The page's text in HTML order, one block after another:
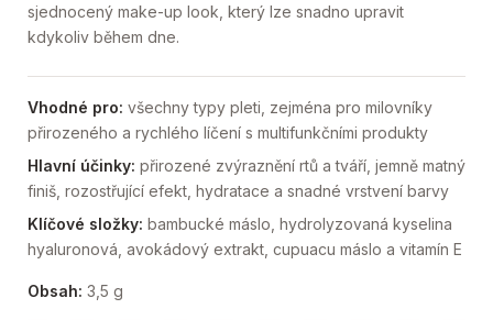
sjednocený make-up look, který lze snadno upravit
kdykoliv během dne.
Vhodné pro: všechny typy pleti, zejména pro milovníky
přirozeného a rychlého líčení s multifunkčními produkty
Hlavní účinky: přirozené zvýraznění rtů a tváří, jemně matný
finiš, rozostřující efekt, hydratace a snadné vrstvení barvy
Klíčové složky: bambucké máslo, hydrolyzovaná kyselina
hyaluronová, avokádový extrakt, cupuacu máslo a vitamín E
Obsah: 3,5 g